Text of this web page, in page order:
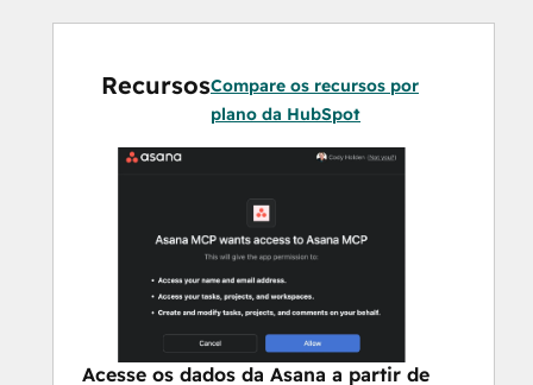
Marketing atribuído a mim"
"Listar todas as seções no projeto de
lançamento de produto"
Planejamento Q2"
RecursosCompare os recursos por
plano da HubSpot
Acesse os dados da Asana a partir de